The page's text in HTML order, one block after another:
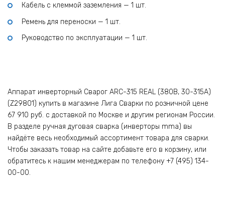
Кабель с клеммой заземления — 1 шт.
Ремень для переноски — 1 шт.
Руководство по эксплуатации — 1 шт.
Аппарат инверторный Сварог ARC-315 REAL (380В, 30-315А)
(Z29801) купить в магазине Лига Сварки по розничной цене
67 910 руб. с доставкой по Москве и другим регионам России.
В разделе ручная дуговая сварка (инверторы mma) вы
найдёте весь необходимый ассортимент товара для сварки.
Чтобы заказать товар на сайте добавьте его в корзину, или
обратитесь к нашим менеджерам по телефону +7 (495) 134-
00-00.